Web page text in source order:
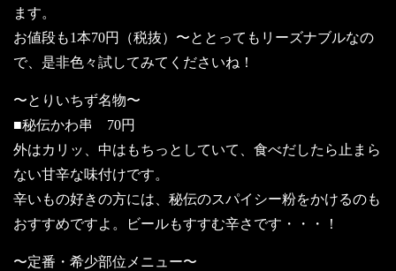
ます。
お値段も1本70円（税抜）〜ととってもリーズナブルなの
で、是非色々試してみてくださいね！
〜とりいちず名物〜
■秘伝かわ串 70円
外はカリッ、中はもちっとしていて、食べだしたら止まら
ない甘辛な味付けです。
辛いもの好きの方には、秘伝のスパイシー粉をかけるのも
おすすめですよ。ビールもすすむ辛さです・・・！
〜定番・希少部位メニュー〜